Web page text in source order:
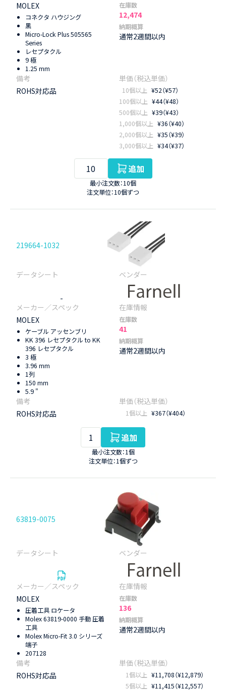
MOLEX
コネクタ ハウジング
黒
Micro-Lock Plus 505565
Series
レセプタクル
9 極
1.25 mm
在庫数
12,474
納期概算
通常2週間以内
ROHS対応品 10個以上 ¥52（¥57）
100個以上 ¥44（¥48）
500個以上 ¥39（¥43）
1,000個以上 ¥36（¥40）
2,000個以上 ¥35（¥39）
3,000個以上 ¥34（¥37）
追加
最小注文数：10個
注文単位：10個ずつ
219664-1032
-
MOLEX
ケーブル アッセンブリ
KK 396 レセプタクル to KK
396 レセプタクル
3 極
3.96 mm
1列
150 mm
5.9 "
在庫数
41
納期概算
通常2週間以内
ROHS対応品 1個以上 ¥367（¥404）
追加
最小注文数：1個
注文単位：1個ずつ
63819-0075
MOLEX
圧着工具 ロケータ
Molex 63819-0000 手動 圧着
工具
Molex Micro-Fit 3.0 シリーズ
端子
207128
在庫数
136
納期概算
通常2週間以内
ROHS対応品 1個以上 ¥11,708（¥12,879）
5個以上 ¥11,415（¥12,557）